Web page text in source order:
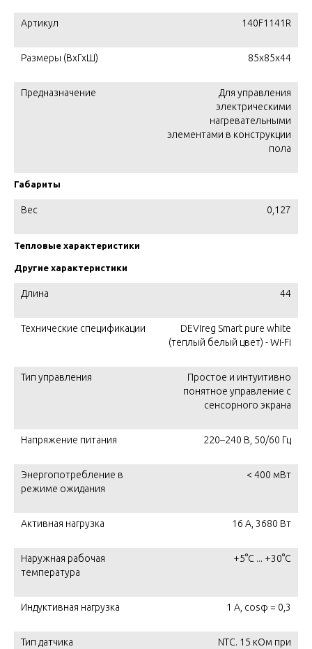
Артикул 140F1141R
Размеры (ВхГхШ) 85x85x44
Предназначение
Для управления
электрическими
нагревательными
элементами в конструкции
пола
Габариты
Вес 0,127
Тепловые характеристики
Другие характеристики
Длина 44
Технические спецификации
DEVIreg Smart pure white
(теплый белый цвет) - Wi-Fi
Тип управления
Простое и интуитивно
понятное управление с
сенсорного экрана
Напряжение питания 220–240 В, 50/60 Гц
Энергопотребление в
режиме ожидания
< 400 мВт
Активная нагрузка 16 А, 3680 Вт
Наружная рабочая
температура
+5°C ... +30°C
Индуктивная нагрузка 1 А, cosφ = 0,3
Тип датчика
NTC. 15 кОм при